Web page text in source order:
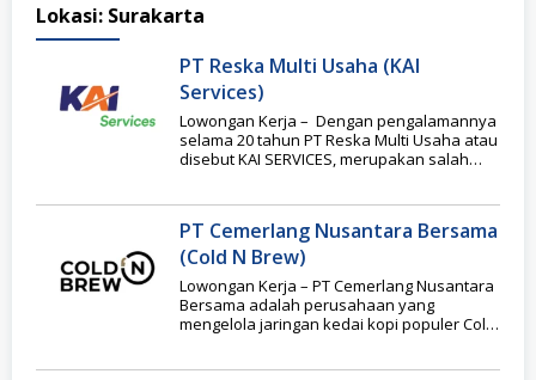
Lokasi: Surakarta
PT Reska Multi Usaha (KAI
Services)
Lowongan Kerja – Dengan pengalamannya
selama 20 tahun PT Reska Multi Usaha atau
disebut KAI SERVICES, merupakan salah
PT Cemerlang Nusantara Bersama
(Cold N Brew)
Lowongan Kerja – PT Cemerlang Nusantara
Bersama adalah perusahaan yang
mengelola jaringan kedai kopi populer Cold